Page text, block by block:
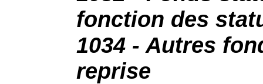
fonction des
1034 - Autres
reprise